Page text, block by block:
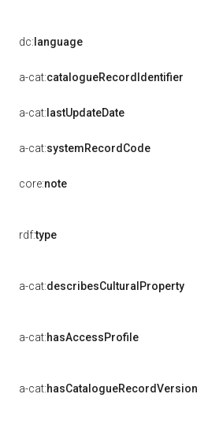
dc: language
a-cat:catalogueRecordIdentifier
a-cat: lastUpdateDate
a-cat:systemRecordCode
core:note
rdf:type
a-cat:describesCulturalProperty
a-cat:hasAccessProfile
a-cat:hasCatalogueRecordVersion